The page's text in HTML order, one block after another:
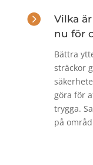

Vilka
nu för
Bättra
sträckor
göra för
trygga.
på